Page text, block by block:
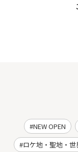
NEW OPEN
ロケ地・聖地・